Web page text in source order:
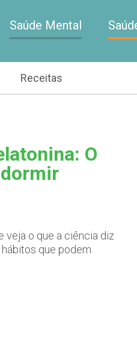
Saúde Mental
Receitas
O
veja o que a ciência diz
que podem